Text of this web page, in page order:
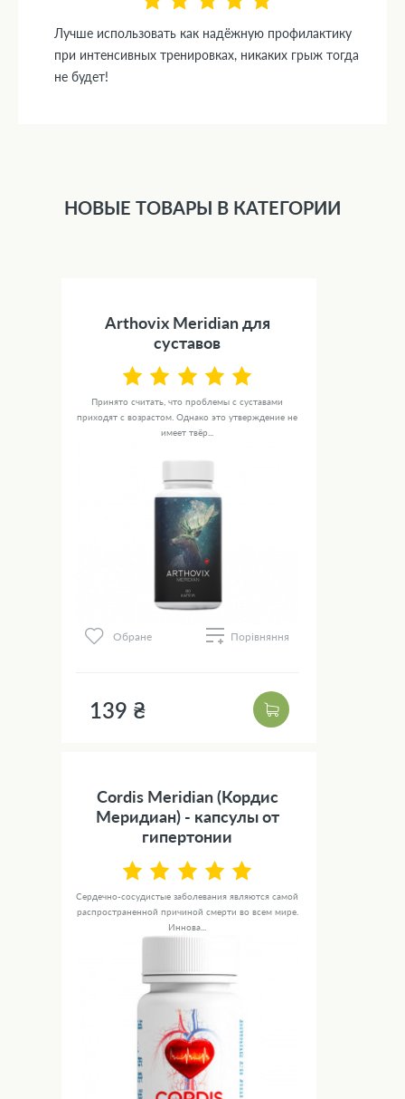
Лучше использовать как надёжную профилактику
при интенсивных тренировках, никаких грыж тогда
не будет!
НОВЫЕ ТОВАРЫ В КАТЕГОРИИ
Arthovix Meridian для
суставов
Принято считать, что проблемы с суставами
приходят с возрастом. Однако это утверждение не
имеет твёр...
Обране Порівняння
139 ₴
Cordis Meridian (Кордис
Меридиан) - капсулы от
гипертонии
Сердечно-сосудистые заболевания являются самой
распространенной причиной смерти во всем мире.
Иннова...